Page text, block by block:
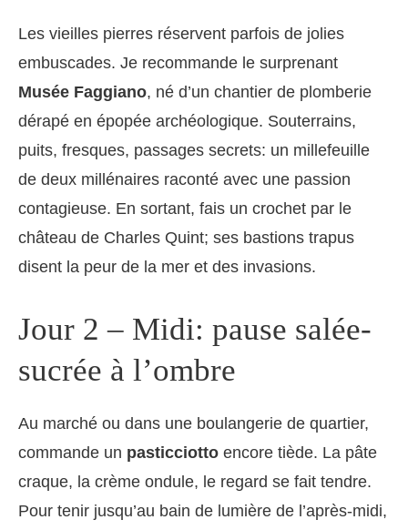
Les vieilles pierres réservent parfois de jolies
embuscades. Je recommande le surprenant
Musée Faggiano, né d’un chantier de plomberie
dérapé en épopée archéologique. Souterrains,
puits, fresques, passages secrets: un millefeuille
de deux millénaires raconté avec une passion
contagieuse. En sortant, fais un crochet par le
château de Charles Quint; ses bastions trapus
disent la peur de la mer et des invasions.
Jour 2 – Midi: pause salée-
sucrée à l’ombre
Au marché ou dans une boulangerie de quartier,
commande un pasticciotto encore tiède. La pâte
craque, la crème ondule, le regard se fait tendre.
Pour tenir jusqu’au bain de lumière de l’après-midi,